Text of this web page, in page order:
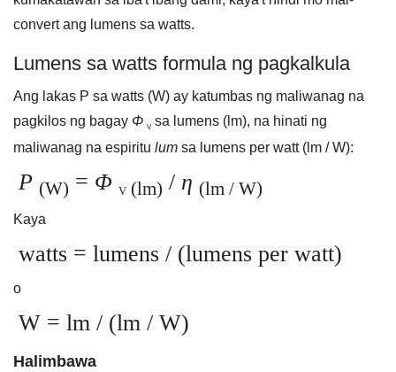
convert ang lumens sa watts.
Lumens sa watts formula ng pagkalkula
Ang lakas P sa watts (W) ay katumbas ng maliwanag na
pagkilos ng bagay Φ Vsa lumens (lm), na hinati ng
maliwanag na espiritu lum sa lumens per watt (lm / W):
P (W) = Φ V (lm) / η (lm / W)
Kaya
watts = lumens / (lumens per watt)
o
W = lm / (lm / W)
Halimbawa